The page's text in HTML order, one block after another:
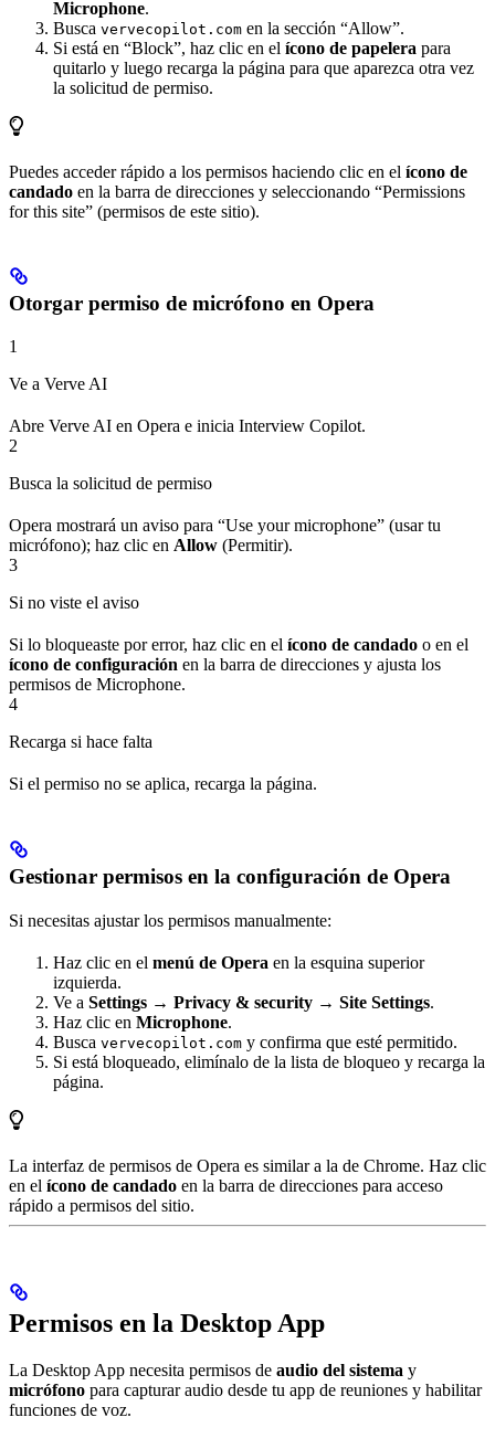
Microphone.
Busca vervecopilot.com en la sección “Allow”.
Si está en “Block”, haz clic en el ícono de papelera para
quitarlo y luego recarga la página para que aparezca otra vez
la solicitud de permiso.
Puedes acceder rápido a los permisos haciendo clic en el ícono de
candado en la barra de direcciones y seleccionando “Permissions
for this site” (permisos de este sitio).
Otorgar permiso de micrófono en Opera
1
Ve a Verve AI
Abre Verve AI en Opera e inicia Interview Copilot.
2
Busca la solicitud de permiso
Opera mostrará un aviso para “Use your microphone” (usar tu
micrófono); haz clic en Allow (Permitir).
3
Si no viste el aviso
Si lo bloqueaste por error, haz clic en el ícono de candado o en el
ícono de configuración en la barra de direcciones y ajusta los
permisos de Microphone.
4
Recarga si hace falta
Si el permiso no se aplica, recarga la página.
Gestionar permisos en la configuración de Opera
Si necesitas ajustar los permisos manualmente:
Haz clic en el menú de Opera en la esquina superior
izquierda.
Ve a Settings → Privacy & security → Site Settings.
Haz clic en Microphone.
Busca vervecopilot.com y confirma que esté permitido.
Si está bloqueado, elimínalo de la lista de bloqueo y recarga la
página.
La interfaz de permisos de Opera es similar a la de Chrome. Haz clic
en el ícono de candado en la barra de direcciones para acceso
rápido a permisos del sitio.
Permisos en la Desktop App
La Desktop App necesita permisos de audio del sistema y
micrófono para capturar audio desde tu app de reuniones y habilitar
funciones de voz.